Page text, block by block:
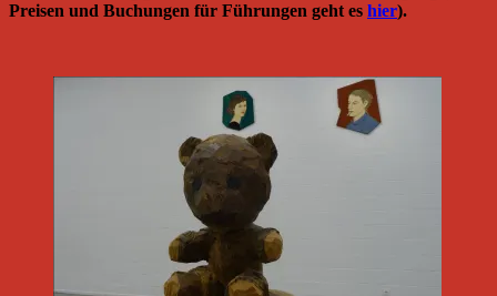
Preisen und Buchungen für Führungen geht es hier).